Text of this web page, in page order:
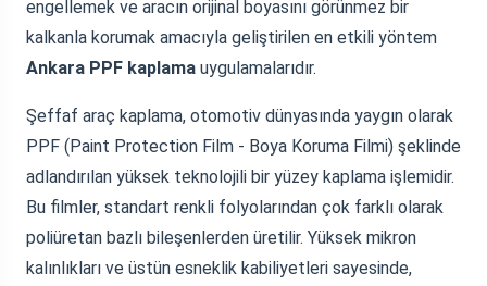
engellemek ve aracın orijinal boyasını görünmez bir
kalkanla korumak amacıyla geliştirilen en etkili yöntem
Ankara PPF kaplama uygulamalarıdır.
Şeffaf araç kaplama, otomotiv dünyasında yaygın olarak
PPF (Paint Protection Film - Boya Koruma Filmi) şeklinde
adlandırılan yüksek teknolojili bir yüzey kaplama işlemidir.
Bu filmler, standart renkli folyolarından çok farklı olarak
poliüretan bazlı bileşenlerden üretilir. Yüksek mikron
kalınlıkları ve üstün esneklik kabiliyetleri sayesinde,